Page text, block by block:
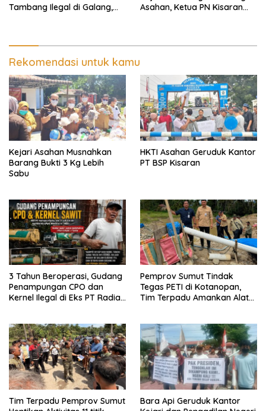
Tambang Ilegal di Galang,
Asahan, Ketua PN Kisaran
Rekomendasi untuk kamu
Kejari Asahan Musnahkan
Barang Bukti 3 Kg Lebih
Sabu
HKTI Asahan Geruduk Kantor
PT BSP Kisaran
3 Tahun Beroperasi, Gudang
Penampungan CPO dan
Kernel Ilegal di Eks PT Radian
Pemprov Sumut Tindak
Tegas PETI di Kotanopan,
Tim Terpadu Amankan Alat
Tim Terpadu Pemprov Sumut
Bara Api Geruduk Kantor